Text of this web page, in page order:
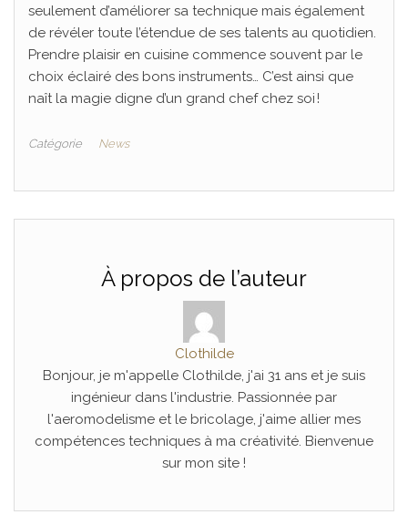
seulement d’améliorer sa technique mais également
de révéler toute l’étendue de ses talents au quotidien.
Prendre plaisir en cuisine commence souvent par le
choix éclairé des bons instruments… C’est ainsi que
naît la magie digne d’un grand chef chez soi !
Catégorie News
À propos de l’auteur
Clothilde
Bonjour, je m'appelle Clothilde, j'ai 31 ans et je suis
ingénieur dans l'industrie. Passionnée par
l'aeromodelisme et le bricolage, j'aime allier mes
compétences techniques à ma créativité. Bienvenue
sur mon site !